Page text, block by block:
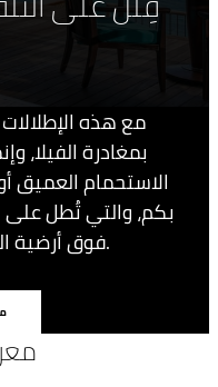
مع هذه
بمغادرة الفيلا،
الاستحمام العميق
بكم، والتي تُطل على
فوق أرضية الجرانيت الطبيعية بالجزيرة.